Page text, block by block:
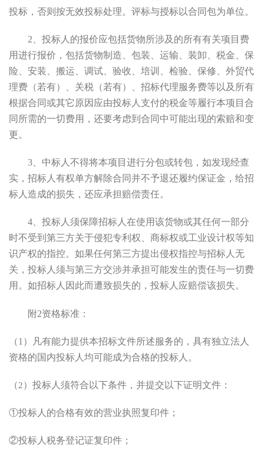
投标，否则按无效投标处理。评标与授标以合同包为单位。
2 投标人的报价应包括货物所涉及的所有有关项目费
用进行报价，包括货物制造、包装、运输、装卸、税金、保
险、安装、搬运、调试、验收、培训、检验、保修、外贸代
理费（若有）、关税（若有）、招标代理服务费等以及所有
根据合同或其它原因应由投标人支付的税金等履行本项目合
同所需的一切费用 ， 还要考虑到合同中可能出现的索赔和变
更。
3 、中标人不得将本项目进行分包或转包，如发现经查
实，招标人有权单方解除合同并不予退还履约保证金，给招
标人 造成的损失，还应承担赔偿责任。
4 投标人 须保障招标人在使用该货物或其任何一部分
时不受到第三方关于侵犯专利权、商标权或工业设计权等知
识产权的指控。如果任何第三方提出侵权指控与招标人无
关， 投标人 须与第三方交涉并承担可能发生的责任与一切费
用。如招标人因此而遭致损失的， 投标人 应赔偿该损失。
附2资格标准：
（1 ）凡有能力提供本招标文件所述服务的，具有独立法人
资格的国内投标人均可能成为合格的投标人。
（2）投标人须符合以下条件，并提交以下证明文件：
①投标人的合格有效的营业执照复印件；
②投标人税务登记证复印件；